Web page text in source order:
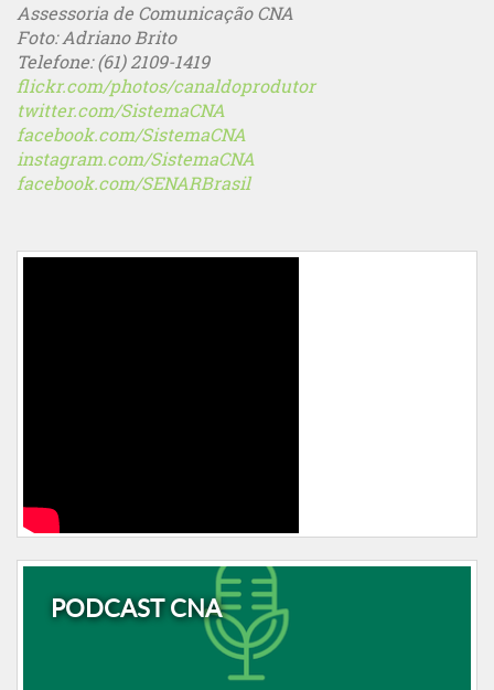
Assessoria de Comunicação CNA
Foto: Adriano Brito
Telefone: (61) 2109-1419
flickr.com/photos/canaldoprodutor
twitter.com/SistemaCNA
facebook.com/SistemaCNA
instagram.com/SistemaCNA
facebook.com/SENARBrasil
PODCAST CNA